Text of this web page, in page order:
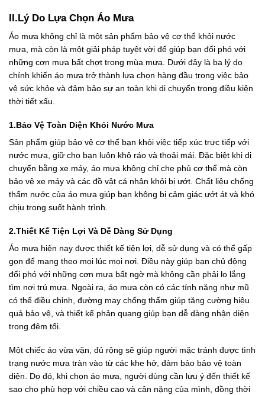
II.Lý Do Lựa Chọn Áo Mưa
Áo mưa không chỉ là một sản phẩm bảo vệ cơ thể khỏi nước
mưa, mà còn là một giải pháp tuyệt vời để giúp bạn đối phó với
những cơn mưa bất chợt trong mùa mưa. Dưới đây là ba lý do
chính khiến áo mưa trở thành lựa chọn hàng đầu trong việc bảo
vệ sức khỏe và đảm bảo sự an toàn khi di chuyển trong điều kiện
thời tiết xấu.
1.Bảo Vệ Toàn Diện Khỏi Nước Mưa
Sản phẩm giúp bảo vệ cơ thể bạn khỏi việc tiếp xúc trực tiếp với
nước mưa, giữ cho bạn luôn khô ráo và thoải mái. Đặc biệt khi di
chuyển bằng xe máy, áo mưa không chỉ che phủ cơ thể mà còn
bảo vệ xe máy và các đồ vật cá nhân khỏi bị ướt. Chất liệu chống
thấm nước của áo mưa giúp bạn không bị cảm giác ướt át và khó
chịu trong suốt hành trình.
2.Thiết Kế Tiện Lợi Và Dễ Dàng Sử Dụng
Áo mưa hiện nay được thiết kế tiện lợi, dễ sử dụng và có thể gấp
gọn để mang theo mọi lúc mọi nơi. Điều này giúp bạn chủ động
đối phó với những cơn mưa bất ngờ mà không cần phải lo lắng
tìm nơi trú mưa. Ngoài ra, áo mưa còn có các tính năng như mũ
có thể điều chỉnh, đường may chống thấm giúp tăng cường hiệu
quả bảo vệ, và thiết kế phản quang giúp bạn dễ dàng nhận diện
trong đêm tối.
Một chiếc áo vừa vặn, đủ rộng sẽ giúp người mặc tránh được tình
trạng nước mưa tràn vào từ các khe hở, đảm bảo bảo vệ toàn
diện. Do đó, khi chọn áo mưa, người dùng cần lưu ý đến thiết kế
sao cho phù hợp với chiều cao và cân nặng của mình, đồng thời